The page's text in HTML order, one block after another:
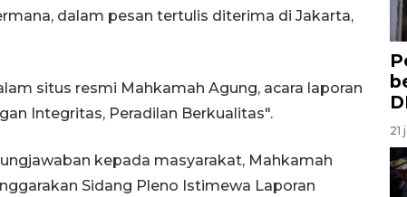
dalam pesan tertulis diterima di Jakarta,
situs resmi Mahkamah Agung, acara laporan
Integritas, Peradilan Berkualitas".
kepada masyarakat, Mahkamah
Sidang Pleno Istimewa Laporan
21